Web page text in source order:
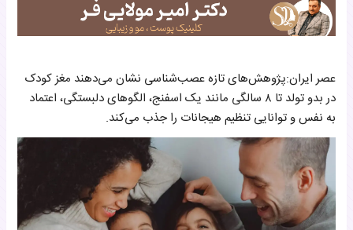
۱. محافظت از «برنامه‌ریزی اولیه مغز» برای تنظیم هیجانات
۲. عشق بی‌قیدوشرط؛ بنیان «اعتماد به نفس واقعی»
عصر ایران:پژوهش‌های تازه عصب‌شناسی نشان می‌دهند مغز کودک
در بدو تولد تا ۸ سالگی مانند یک اسفنج، الگوهای دلبستگی، اعتماد
به نفس و توانایی تنظیم هیجانات را جذب می‌کند.